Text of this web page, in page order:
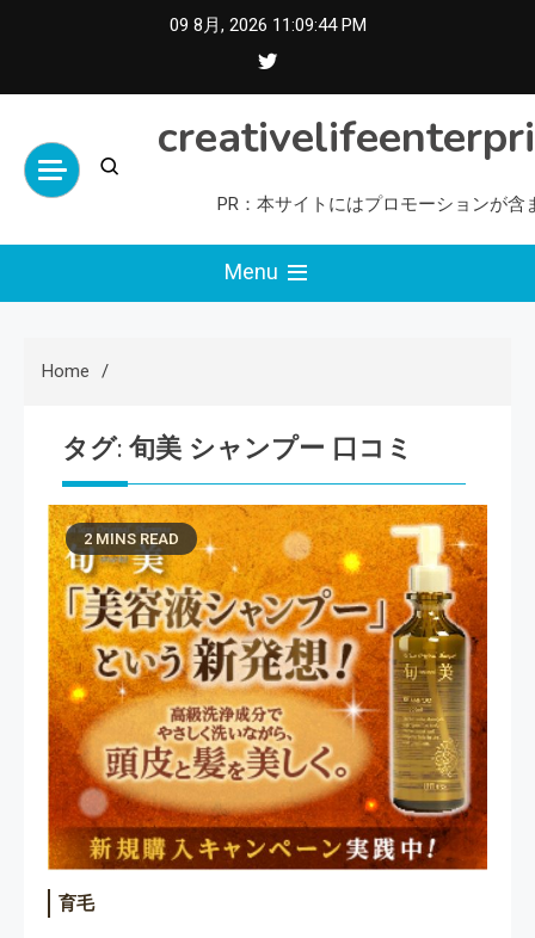
09 8月, 2026 11:09:44 PM
PR：本サイトにはプロモーションが含
Menu
Home
タグ: 旬美 シャンプー 口コミ
2 MINS READ
育毛